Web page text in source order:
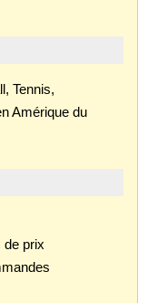
Tennis,
Amérique du
de prix